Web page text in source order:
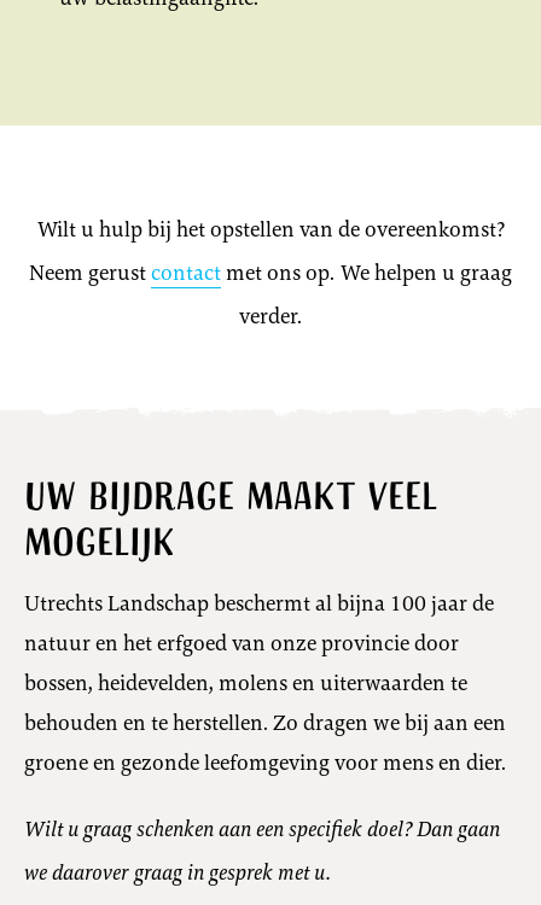
Wilt u hulp bij het opstellen van de overeenkomst?
Neem gerustcontactmet ons op. We helpen u graag
verder.
Uw bijdrage maakt veel
mogelijk
Utrechts Landschap beschermt al bijna 100 jaar de
natuur en het erfgoed van onze provincie door
bossen, heidevelden, molens en uiterwaarden te
behouden en te herstellen. Zo dragen we bij aan een
groene en gezonde leefomgeving voor mens en dier.
Wilt u graag schenken aan een specifiek doel? Dan gaan
we daarover graag in gesprek met u.